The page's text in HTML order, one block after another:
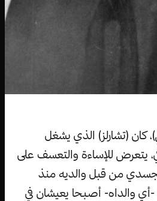
كان (تشارلز) الذي يشغل
يتعرض للإساءة والتعسف على
من قبل والديه منذ
-أي والداه- أصبحا يعيشان في